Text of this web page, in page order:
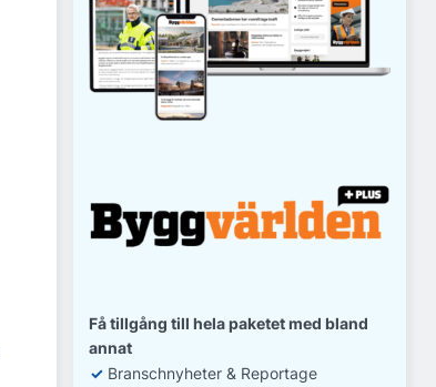
Få tillgång till hela paketet med bland
annat
✓ Branschnyheter & Reportage